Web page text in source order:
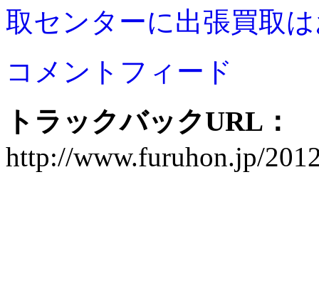
取センターに出張買取
コメントフィード
トラックバックURL：
http://www.furuhon.jp/